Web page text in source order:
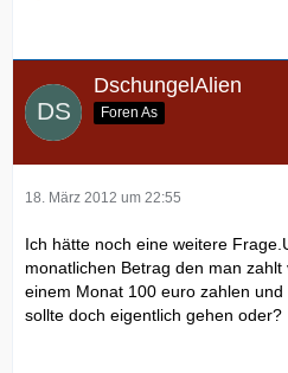
DschungelAlien
Foren As
18. März 2012 um 22:55
Ich hätte noch eine weitere
monatlichen Betrag den man
einem Monat 100 euro zahlen
sollte doch eigentlich gehen oder?